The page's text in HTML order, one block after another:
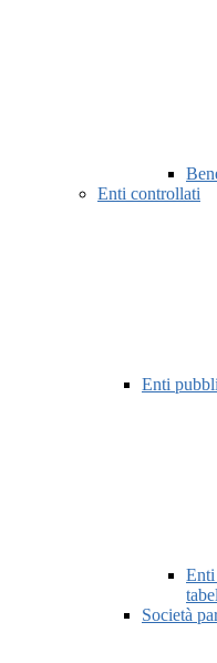
Enti controllati
Enti
Società